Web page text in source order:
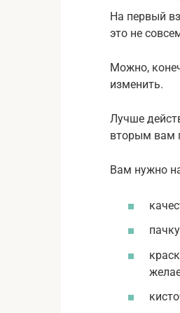
На первый
это не
Можно,
изменить.
Лучше
вторым вам
Вам нужно